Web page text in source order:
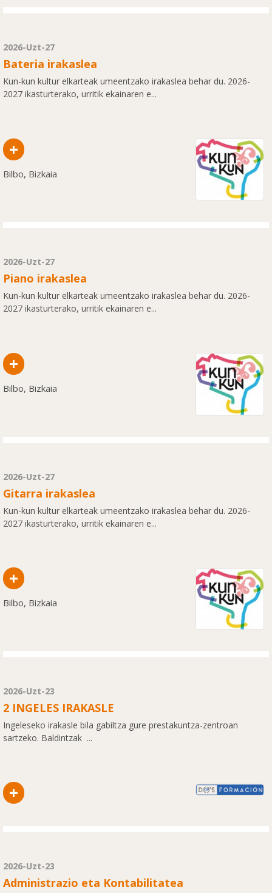
2026-Uzt-27
Bateria irakaslea
Kun-kun kultur elkarteak umeentzako irakaslea behar du. 2026-
2027 ikasturterako, urritik ekainaren e...
+
Bilbo, Bizkaia
2026-Uzt-27
Piano irakaslea
Kun-kun kultur elkarteak umeentzako irakaslea behar du. 2026-
2027 ikasturterako, urritik ekainaren e...
+
Bilbo, Bizkaia
2026-Uzt-27
Gitarra irakaslea
Kun-kun kultur elkarteak umeentzako irakaslea behar du. 2026-
2027 ikasturterako, urritik ekainaren e...
+
Bilbo, Bizkaia
2026-Uzt-23
2 INGELES IRAKASLE
Ingeleseko irakasle bila gabiltza gure prestakuntza-zentroan
sartzeko. Baldintzak ...
+
2026-Uzt-23
Administrazio eta Kontabilitatea